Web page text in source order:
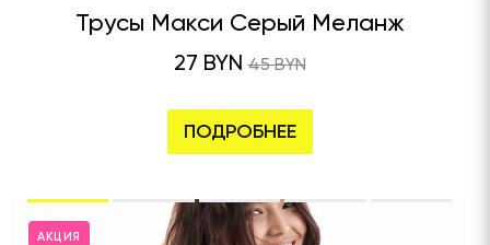
Трусы Макси Серый Меланж
27 BYN 45 BYN
ПОДРОБНЕЕ
АКЦИЯ